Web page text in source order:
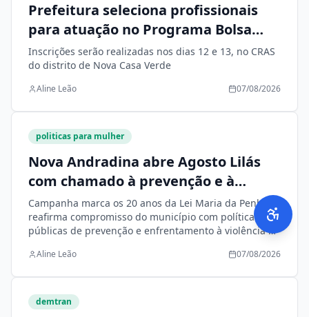
Prefeitura seleciona profissionais
para atuação no Programa Bolsa
Família
Inscrições serão realizadas nos dias 12 e 13, no CRAS
do distrito de Nova Casa Verde
Aline Leão 07/08/2026
politicas para mulher
Nova Andradina abre Agosto Lilás
com chamado à prevenção e à
proteção das mulheres
Campanha marca os 20 anos da Lei Maria da Penha e
reafirma compromisso do município com políticas
públicas de prevenção e enfrentamento à violência de
Aline Leão 07/08/2026
demtran